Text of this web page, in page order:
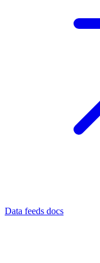
Data feeds docs